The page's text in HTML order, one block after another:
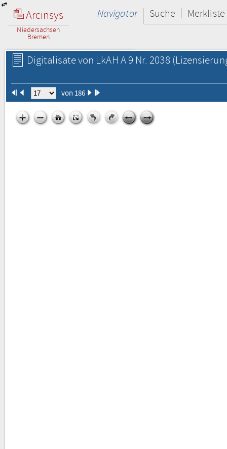
Arcinsys
Niedersachsen
Bremen
Navigator Suche Merkliste
Digitalisate von LkAH A 9 Nr. 2038
von 186